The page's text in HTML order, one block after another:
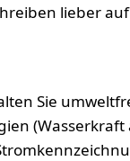
lieber
Sie